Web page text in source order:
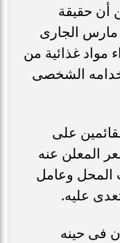
أن حقيقة
الواقعة تتمثل فى أنه بتاريخ 13 مارس الجارى
مواد غذائية من
الشخصى
على
المعلن عنه
المحل وعامل
عليه.
فى حينه